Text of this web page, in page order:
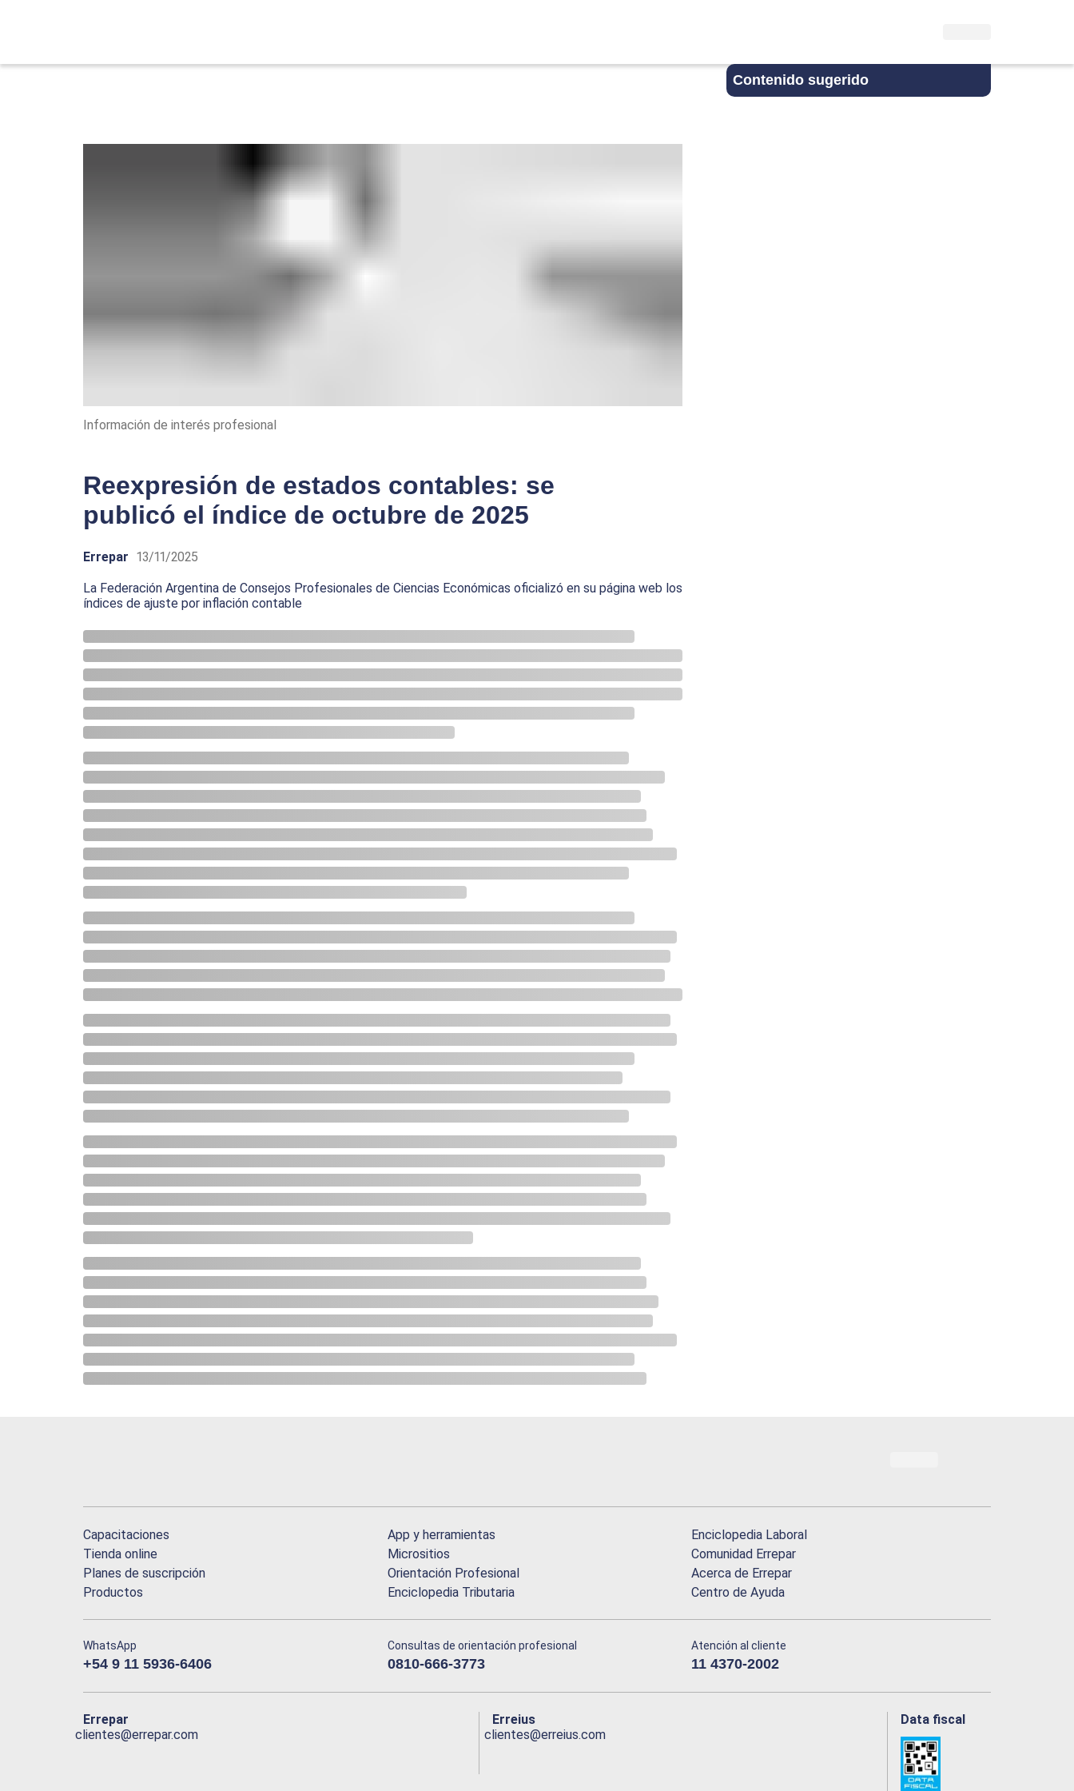
Contenido sugerido
Información de interés profesional
Reexpresión de estados contables: se
publicó el índice de octubre de 2025
Errepar 13/11/2025
La Federación Argentina de Consejos Profesionales de Ciencias Económicas oficializó en su página web los
índices de ajuste por inflación contable
Capacitaciones
Tienda online
Planes de suscripción
Productos
App y herramientas
Micrositios
Orientación Profesional
Enciclopedia Tributaria
Enciclopedia Laboral
Comunidad Errepar
Acerca de Errepar
Centro de Ayuda
WhatsApp
+54 9 11 5936-6406
Consultas de orientación profesional
0810-666-3773
Atención al cliente
11 4370-2002
Errepar
clientes@errepar.com
Erreius
clientes@erreius.com
Data fiscal